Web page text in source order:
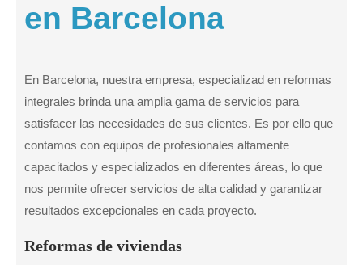
en Barcelona
En Barcelona, nuestra empresa, especializad en reformas
integrales brinda una amplia gama de servicios para
satisfacer las necesidades de sus clientes. Es por ello que
contamos con equipos de profesionales altamente
capacitados y especializados en diferentes áreas, lo que
nos permite ofrecer servicios de alta calidad y garantizar
resultados excepcionales en cada proyecto.
Reformas de viviendas